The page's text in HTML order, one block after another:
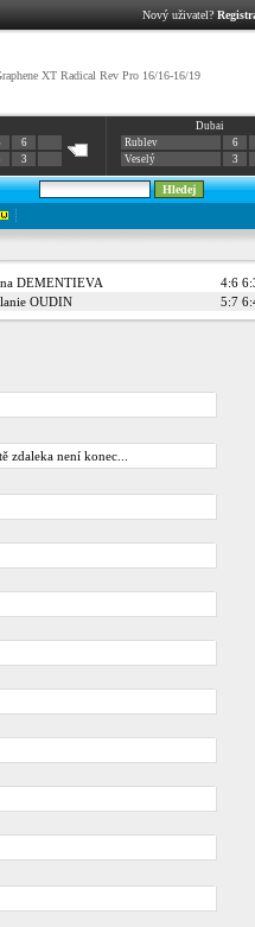
Nový uživatel?
XT Radical Rev Pro 16/16-16/19
6
3
Dubai
Rublev
6
Veselý
3
DEMENTIEVA
4:6
OUDIN 5:7
není konec...